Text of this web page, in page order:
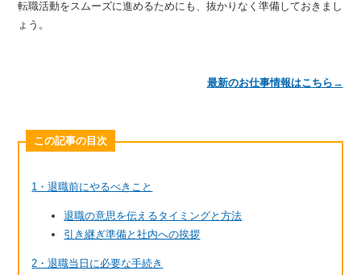
転職活動をスムーズに進めるためにも、抜かりなく準備しておきまし
ょう。
最新のお仕事情報はこちら→
この記事の目次
1・退職前にやるべきこと
退職の意思を伝えるタイミングと方法
引き継ぎ準備と社内への挨拶
2・退職当日に必要な手続き